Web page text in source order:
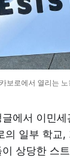
보로에서 열리는
에서 이민
의 일부 학교
상당한 스